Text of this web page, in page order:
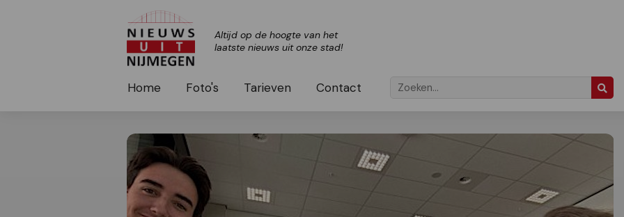
Altijd op de hoogte van het
laatste nieuws uit onze stad!
Home Foto's Tarieven Contact